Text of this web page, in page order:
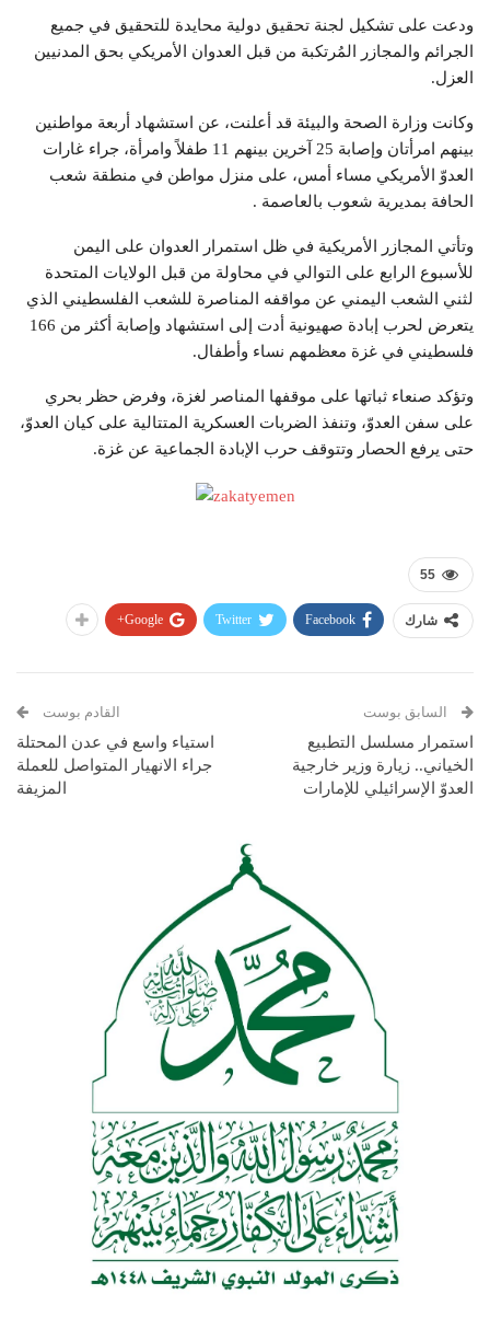
ودعت على تشكيل لجنة تحقيق دولية محايدة للتحقيق في جميع
الجرائم والمجازر المُرتكبة من قبل العدوان الأمريكي بحق المدنيين
العزل.
وكانت وزارة الصحة والبيئة قد أعلنت، عن استشهاد أربعة مواطنين
بينهم امرأتان وإصابة 25 آخرين بينهم 11 طفلاً وامرأة، جراء غارات
العدوّ الأمريكي مساء أمس، على منزل مواطن في منطقة شعب
الحافة بمديرية شعوب بالعاصمة .
وتأتي المجازر الأمريكية في ظل استمرار العدوان على اليمن
للأسبوع الرابع على التوالي في محاولة من قبل الولايات المتحدة
لثني الشعب اليمني عن مواقفه المناصرة للشعب الفلسطيني الذي
يتعرض لحرب إبادة صهيونية أدت إلى استشهاد وإصابة أكثر من 166
فلسطيني في غزة معظمهم نساء وأطفال.
وتؤكد صنعاء ثباتها على موقفها المناصر لغزة، وفرض حظر بحري
على سفن العدوّ، وتنفذ الضربات العسكرية المتتالية على كيان العدوّ،
حتى يرفع الحصار وتتوقف حرب الإبادة الجماعية عن غزة.
55
شارك Facebook
Twitter
Google+
السابق بوست
استمرار مسلسل التطبيع
الخياني.. زيارة وزير خارجية
العدوّ الإسرائيلي للإمارات
القادم بوست
استياء واسع في عدن المحتلة
جراء الانهيار المتواصل للعملة
المزيفة